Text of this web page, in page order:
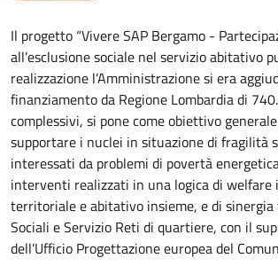
Il progetto “Vivere SAP Bergamo -
all’esclusione sociale nel servizio abitativo
realizzazione l’Amministrazione si era
finanziamento da Regione Lombardia di
complessivi, si pone come obiettivo
supportare i nuclei in situazione di fragilità
interessati da problemi di povertà
interventi realizzati in una logica di welfare
territoriale e abitativo insieme, e di sinergia
Sociali e Servizio Reti di quartiere, con il
dell’Ufficio Progettazione europea del